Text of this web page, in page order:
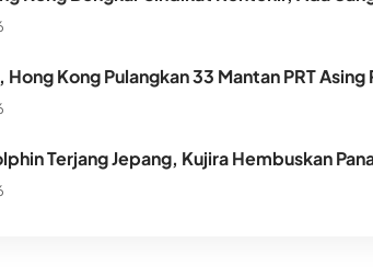
Hong Kong Pulangkan 33 Mantan PRT
Terjang Jepang, Kujira Hembuskan